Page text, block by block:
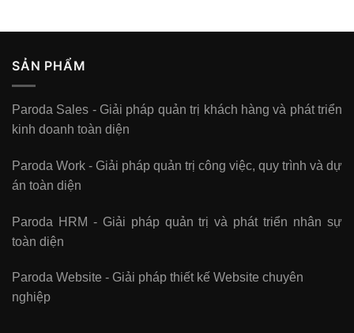
SẢN PHẨM
Paroda Sales - Giải pháp quản trị khách hàng và phát triển
kinh doanh toàn diện
Paroda Work - Giải pháp quản trị công việc, quy trình và dự
án toàn diện
Paroda HRM - Giải pháp quản trị và phát triển nhân sự
toàn diện
Paroda Website - Giải pháp thiết kế Website chuyên
nghiệp